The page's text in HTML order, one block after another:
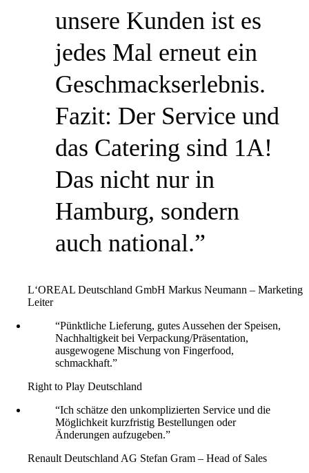
unsere Kunden ist es
jedes Mal erneut ein
Geschmackserlebnis.
Fazit: Der Service und
das Catering sind 1A!
Das nicht nur in
Hamburg, sondern
auch national.”
L‘OREAL Deutschland GmbH Markus Neumann – Marketing
Leiter
“Pünktliche Lieferung, gutes Aussehen der Speisen,
Nachhaltigkeit bei Verpackung/Präsentation,
ausgewogene Mischung von Fingerfood,
schmackhaft.”
Right to Play Deutschland
“Ich schätze den unkomplizierten Service und die
Möglichkeit kurzfristig Bestellungen oder
Änderungen aufzugeben.”
Renault Deutschland AG Stefan Gram – Head of Sales